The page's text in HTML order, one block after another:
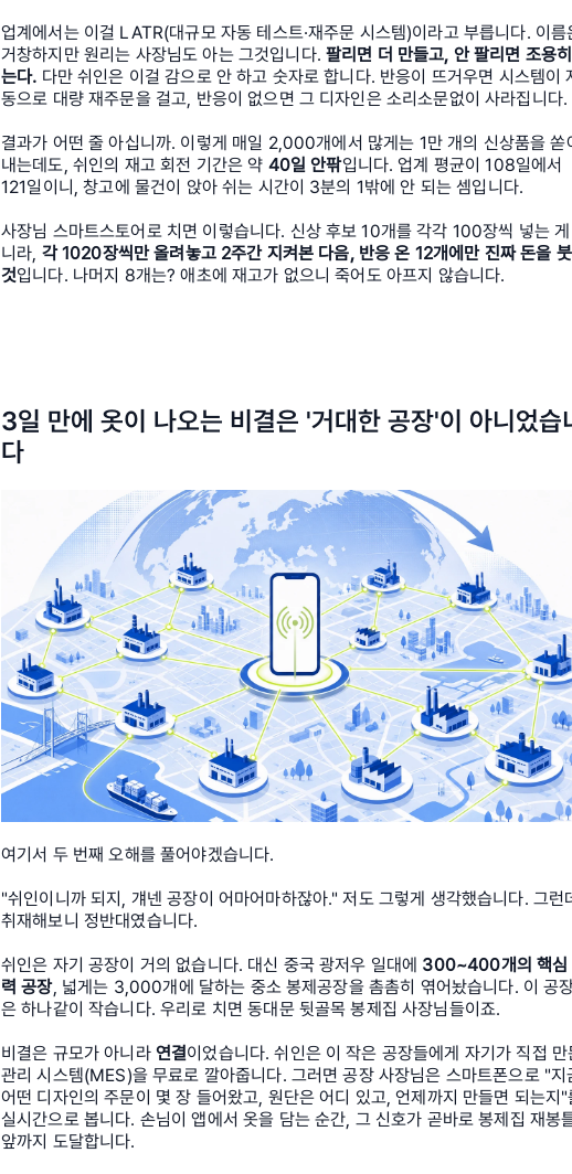
업계에서는 이걸 LATR(대규모 자동 테스트·재주문 시스템)이라고 부릅니다. 이름
거창하지만 원리는 사장님도 아는 그것입니다. 팔리면 더 만들고, 안 팔리면 조용
는다. 다만 쉬인은 이걸 감으로 안 하고 숫자로 합니다. 반응이 뜨거우면 시스템이
동으로 대량 재주문을 걸고, 반응이 없으면 그 디자인은 소리소문없이 사라집니다.
결과가 어떤 줄 아십니까. 이렇게 매일 2,000개에서 많게는 1만 개의 신상품을 쏟
내는데도, 쉬인의 재고 회전 기간은 약 40일 안팎입니다. 업계 평균이 108일에서
121일이니, 창고에 물건이 앉아 쉬는 시간이 3분의 1밖에 안 되는 셈입니다.
사장님 스마트스토어로 치면 이렇습니다. 신상 후보 10개를 각각 100장씩 넣는
니라, 각 1020장씩만 올려놓고 2주간 지켜본 다음, 반응 온 12개에만 진짜 돈을
것입니다. 나머지 8개는? 애초에 재고가 없으니 죽어도 아프지 않습니다.
3일 만에 옷이 나오는 비결은 '거대한 공장'이 아니었습
다
여기서 두 번째 오해를 풀어야겠습니다.
"쉬인이니까 되지, 걔넨 공장이 어마어마하잖아." 저도 그렇게 생각했습니다. 그런
취재해보니 정반대였습니다.
쉬인은 자기 공장이 거의 없습니다. 대신 중국 광저우 일대에 300~400개의 핵심
력 공장, 넓게는 3,000개에 달하는 중소 봉제공장을 촘촘히 엮어놨습니다. 이 공
은 하나같이 작습니다. 우리로 치면 동대문 뒷골목 봉제집 사장님들이죠.
비결은 규모가 아니라 연결이었습니다. 쉬인은 이 작은 공장들에게 자기가 직접 만
관리 시스템(MES)을 무료로 깔아줍니다. 그러면 공장 사장님은 스마트폰으로 "지
어떤 디자인의 주문이 몇 장 들어왔고, 원단은 어디 있고, 언제까지 만들면 되는지"
실시간으로 봅니다. 손님이 앱에서 옷을 담는 순간, 그 신호가 곧바로 봉제집 재봉
앞까지 도달합니다.